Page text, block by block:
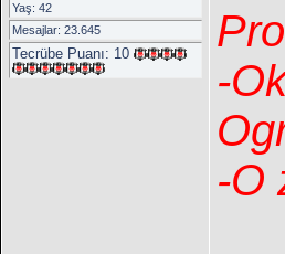
Yaş: 42
Mesajlar: 23.645
Tecrübe Puanı: 10
-
-O